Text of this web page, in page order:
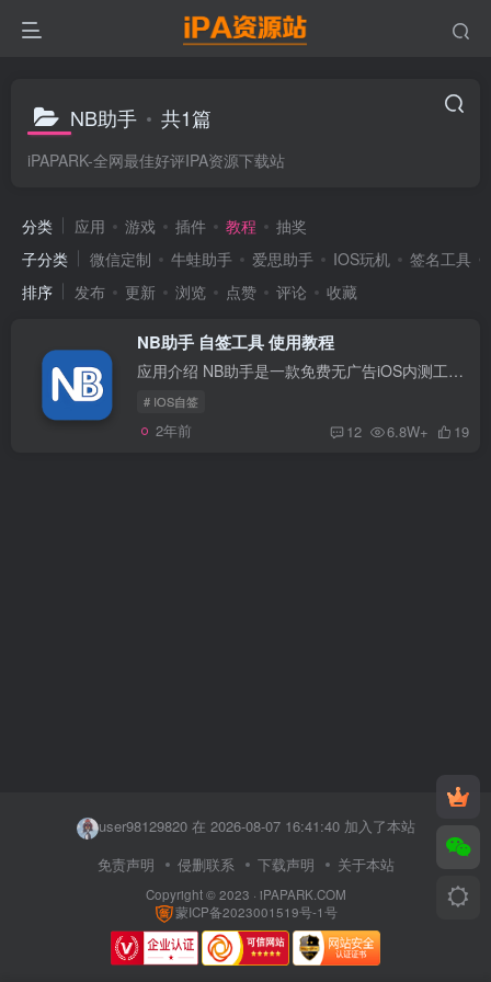
NB助手 共1篇
iPAPARK-全网最佳好评IPA资源下载站
分类 应用 游戏 插件 教程
抽奖
子分类
微信定制 牛蛙助手 爱思助手 IOS玩机
签名工具
排序
发布 更新 浏览 点赞 评论 收藏
NB助手 自签工具 使用教程
应用介绍 NB助手是一款免费无广告iOS内测工具，它提供了多项实用功能，包括使用免费或付费的Apple ID来为IPA文件进行签名，方便进行应用测试。此外，NB助手还提供了方便的证书管理功能，可以轻...
# IOS自签
2年前 12 6.8W+ 19
user98129820 在 2026-08-07 16:41:40 加入了本站
user69615379 在 2026-08-07 16:39:47 加入了本站
hz62874011 在 2026-08-07 16:34:21 加入了本站
user55349867 在 2026-08-07 16:08:12 加入了本站
z7归 在 2026-08-07 15:56:39 加入了本站
免责声明 侵删联系 下载声明 关于本站
Copyright © 2023 · iPAPARK.COM
蒙ICP备2023001519号-1号